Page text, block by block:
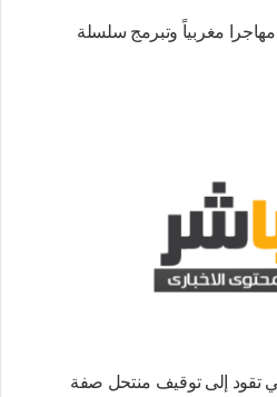
تستعد لترحيل 353 مهاجرا مغربياً وتبرمج سلسلة
تقود إلى توقيف منتحل صفة